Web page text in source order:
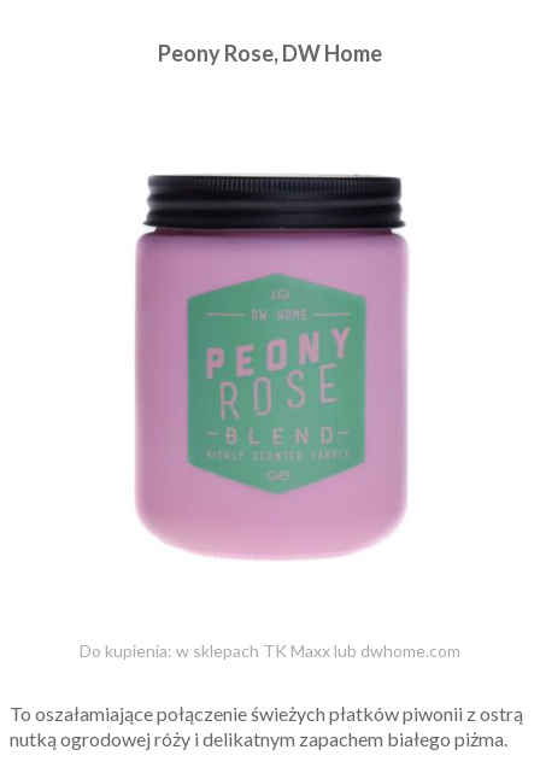
Peony Rose, DW Home
Do kupienia: w sklepach TK Maxx lub dwhome.com
To oszałamiające połączenie świeżych płatków piwonii z ostrą
nutką ogrodowej róży i delikatnym zapachem białego piżma.